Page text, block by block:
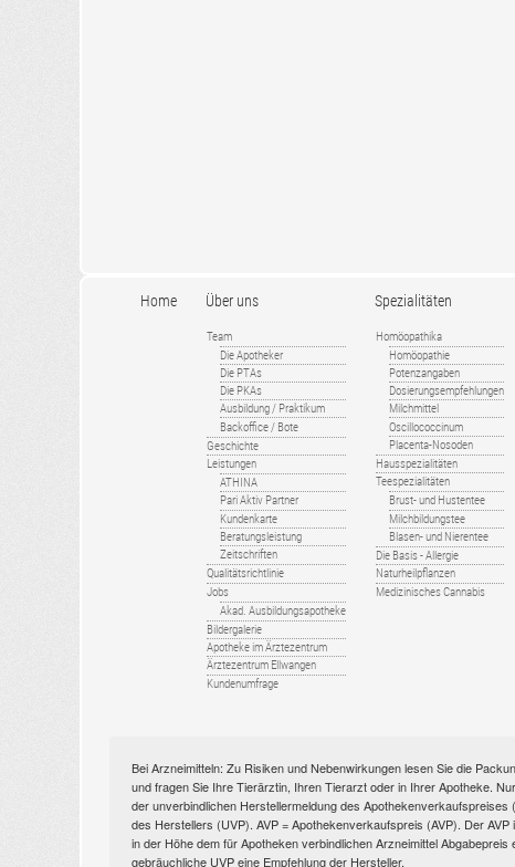
Home Über uns
Team
Die Apotheker
Die PTAs
Die PKAs
Ausbildung / Praktikum
Backoffice / Bote
Geschichte
Leistungen
ATHINA
Pari Aktiv Partner
Kundenkarte
Beratungsleistung
Zeitschriften
Qualitätsrichtlinie
Jobs
Akad. Ausbildungsapotheke
Bildergalerie
Apotheke im Ärztezentrum
Ärztezentrum Ellwangen
Kundenumfrage
Spezialitäten
Homöopathika
Homöopathie
Potenzangaben
Dosierungsempfehlungen
Milchmittel
Oscillococcinum
Placenta-Nosoden
Hausspezialitäten
Teespezialitäten
Brust- und Hustentee
Milchbildungstee
Blasen- und Nierentee
Die Basis - Allergie
Naturheilpflanzen
Medizinisches Cannabis
Bei Arzneimitteln: Zu Risiken und Nebenwirkungen lesen Sie die
und fragen Sie Ihre Tierärztin, Ihren Tierarzt oder in Ihrer Apotheke.
der unverbindlichen Herstellermeldung des
des Herstellers (UVP). AVP = Apothekenverkaufspreis (AVP). Der
in der Höhe dem für Apotheken verbindlichen Arzneimittel
gebräuchliche UVP eine Empfehlung der Hersteller.